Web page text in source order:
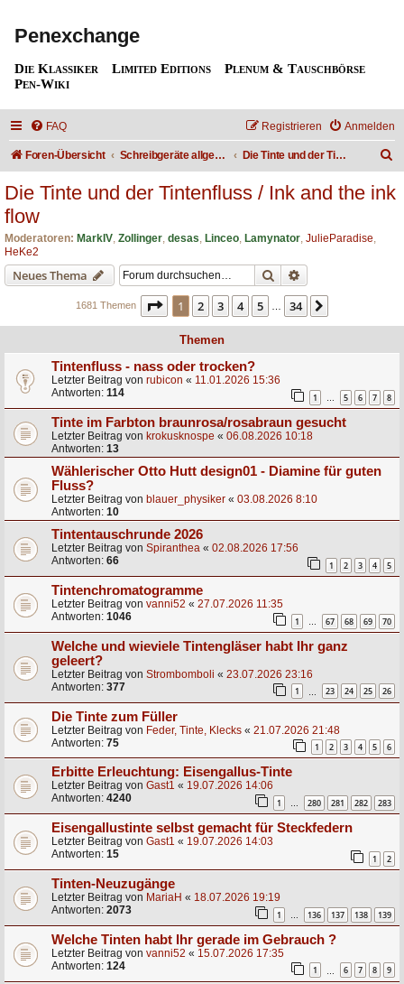
Penexchange
Die Klassiker Limited Editions
Plenum & Tauschbörse
Pen-Wiki
FAQ Anmelden
Registrieren
Foren-Übersicht Schreibgeräte allgemein / Writing instruments in general Die Tinte und der Tintenfluss / Ink and the ink flow
c
Die Tinte und der Tintenfluss / Ink and the ink
flow
Moderatoren: MarkIV, Zollinger, desas, Linceo, Lamynator, JulieParadise,
HeKe2
Neues Thema Suche
1681 Themen Seite 1von 34
1 2 3 4 5 … 34
Themen
Tintenfluss - nass oder trocken?
Letzter Beitrag von rubicon « 11.01.2026 15:36
Antworten: 114 1 … 5 6 7 8
Tinte im Farbton braunrosa/rosabraun gesucht
Letzter Beitrag von krokusknospe « 06.08.2026 10:18
Antworten: 13
Wählerischer Otto Hutt design01 - Diamine für guten
Fluss?
Letzter Beitrag von blauer_physiker « 03.08.2026 8:10
Antworten: 10
Tintentauschrunde 2026
Letzter Beitrag von Spiranthea « 02.08.2026 17:56
Antworten: 66 1 2 3 4 5
Tintenchromatogramme
Letzter Beitrag von vanni52 « 27.07.2026 11:35
Antworten: 1046 1 67 68 69 70
Welche und wieviele Tintengläser habt Ihr ganz
geleert?
Letzter Beitrag von Strombomboli « 23.07.2026 23:16
Antworten: 377 1 23 24 25 26
Die Tinte zum Füller
Letzter Beitrag von Feder, Tinte, Klecks « 21.07.2026 21:48
Antworten: 75 1 2 3 4 5 6
Erbitte Erleuchtung: Eisengallus-Tinte
Letzter Beitrag von Gast1 « 19.07.2026 14:06
Antworten: 4240 1 … 280 281 282 283
Eisengallustinte selbst gemacht für Steckfedern
Letzter Beitrag von Gast1 « 19.07.2026 14:03
Antworten: 15 1 2
Tinten-Neuzugänge
Letzter Beitrag von MariaH « 18.07.2026 19:19
Antworten: 2073 1 136 137 138 139
Welche Tinten habt Ihr gerade im Gebrauch ?
Letzter Beitrag von vanni52 « 15.07.2026 17:35
Antworten: 124 1 6 7 8 9